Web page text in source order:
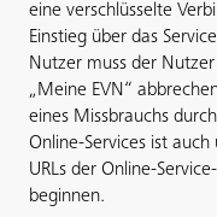
eine verschlüsselte
Einstieg über das
Nutzer muss der
„Meine EVN“
eines Missbrauchs
Online-Services ist
URLs der Online-
beginnen.